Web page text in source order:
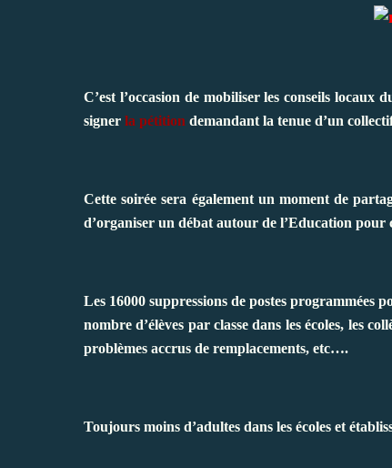
C’est l’occasion de mobiliser les conseils
signer la pétition demandant la tenue d’un
Cette soirée sera également un moment de
d’organiser un débat autour de l’Education pour
Les 16000 suppressions de postes programmées
nombre d’élèves par classe dans les écoles, les
problèmes accrus de remplacements, etc….
Toujours moins d’adultes dans les écoles et